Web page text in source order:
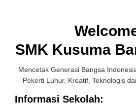
SMK Kusuma
Mencetak Generasi Bangsa
Pekerti Luhur, Kreatif, Teknologis
Informasi Sekolah: